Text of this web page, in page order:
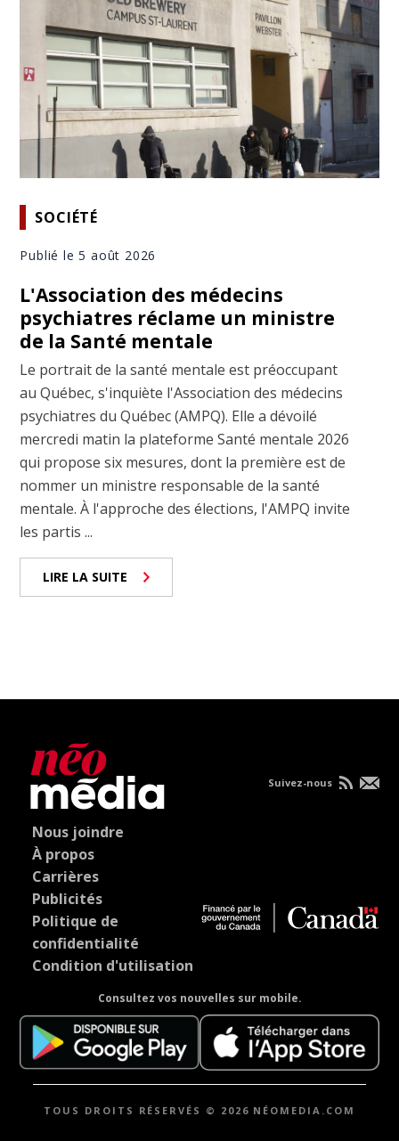
SOCIÉTÉ
Publié le 5 août 2026
L'Association des médecins
psychiatres réclame un ministre
de la Santé mentale
Le portrait de la santé mentale est préoccupant
au Québec, s'inquiète l'Association des médecins
psychiatres du Québec (AMPQ). Elle a dévoilé
mercredi matin la plateforme Santé mentale 2026
qui propose six mesures, dont la première est de
nommer un ministre responsable de la santé
mentale. À l'approche des élections, l'AMPQ invite
les partis ...
LIRE LA SUITE
Nous joindre
À propos
Carrières
Publicités
Politique de
confidentialité
Condition d'utilisation
Consultez vos nouvelles sur mobile.
Suivez-nous
TOUS DROITS RÉSERVÉS © 2026 NÉOMEDIA.COM